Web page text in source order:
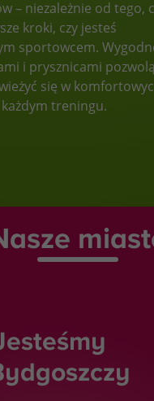
– niezależnie od tego,
kroki, czy jesteś
sportowcem.
i prysznicami
się w
treningu.